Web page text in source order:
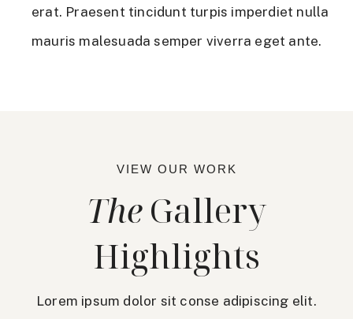
erat. Praesent tincidunt turpis imperdiet nulla
mauris malesuada semper viverra eget ante.
VIEW OUR WORK
TheGallery
Highlights
Lorem ipsum dolor sit conse adipiscing elit.